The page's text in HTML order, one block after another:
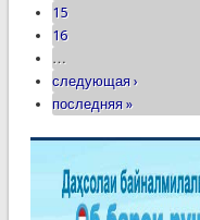
15
16
…
следующая ›
последняя »